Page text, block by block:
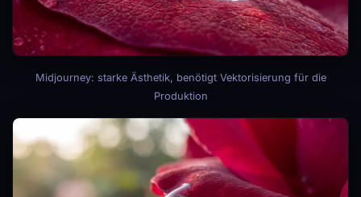
Midjourney: starke Ästhetik, benötigt Vektorisierung für die
Produktion